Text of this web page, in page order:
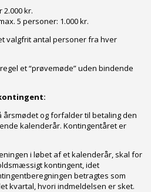
kr.
5 personer: 1.000 kr.
valgfrit antal personer fra hver
et “prøvemøde” uden bindende
og forfalder til betaling den
kalenderår. Kontingentåret er
i løbet af et kalenderår, skal for
kontingent, idet
betragtes som
kvartal, hvori indmeldelsen er sket.